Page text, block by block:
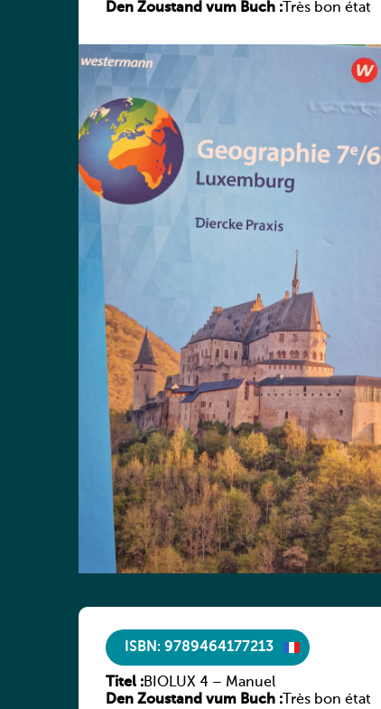
Diercke Praxis
Den Zoustand vum Buch : Très bon état
ISBN: 9789464177213
Titel :BIOLUX 4 – Manuel
Den Zoustand vum Buch : Très bon état